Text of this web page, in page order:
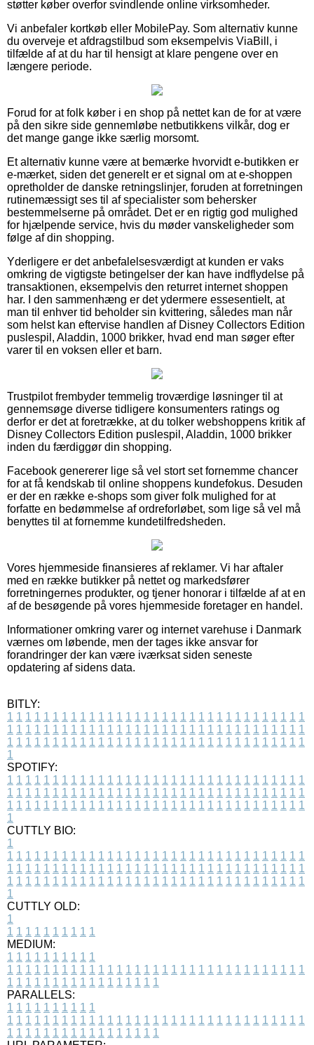
støtter køber overfor svindlende online virksomheder.
Vi anbefaler kortkøb eller MobilePay. Som alternativ kunne
du overveje et afdragstilbud som eksempelvis ViaBill, i
tilfælde af at du har til hensigt at klare pengene over en
længere periode.
Forud for at folk køber i en shop på nettet kan de for at være
på den sikre side gennemløbe netbutikkens vilkår, dog er
det mange gange ikke særlig morsomt.
Et alternativ kunne være at bemærke hvorvidt e-butikken er
e-mærket, siden det generelt er et signal om at e-shoppen
opretholder de danske retningslinjer, foruden at forretningen
rutinemæssigt ses til af specialister som behersker
bestemmelserne på området. Det er en rigtig god mulighed
for hjælpende service, hvis du møder vanskeligheder som
følge af din shopping.
Yderligere er det anbefalelsesværdigt at kunden er vaks
omkring de vigtigste betingelser der kan have indflydelse på
transaktionen, eksempelvis den returret internet shoppen
har. I den sammenhæng er det ydermere essesentielt, at
man til enhver tid beholder sin kvittering, således man når
som helst kan eftervise handlen af Disney Collectors Edition
puslespil, Aladdin, 1000 brikker, hvad end man søger efter
varer til en voksen eller et barn.
Trustpilot frembyder temmelig troværdige løsninger til at
gennemsøge diverse tidligere konsumenters ratings og
derfor er det at foretrække, at du tolker webshoppens kritik af
Disney Collectors Edition puslespil, Aladdin, 1000 brikker
inden du færdiggør din shopping.
Facebook genererer lige så vel stort set fornemme chancer
for at få kendskab til online shoppens kundefokus. Desuden
er der en række e-shops som giver folk mulighed for at
forfatte en bedømmelse af ordreforløbet, som lige så vel må
benyttes til at fornemme kundetilfredsheden.
Vores hjemmeside finansieres af reklamer. Vi har aftaler
med en række butikker på nettet og markedsfører
forretningernes produkter, og tjener honorar i tilfælde af at en
af de besøgende på vores hjemmeside foretager en handel.
Informationer omkring varer og internet varehuse i Danmark
værnes om løbende, men der tages ikke ansvar for
forandringer der kan være iværksat siden seneste
opdatering af sidens data.
BITLY:
1 1 1 1 1 1 1 1 1 1 1 1 1 1 1 1 1 1 1 1 1 1 1 1 1 1 1 1 1 1 1 1 1
1 1 1 1 1 1 1 1 1 1 1 1 1 1 1 1 1 1 1 1 1 1 1 1 1 1 1 1 1 1 1 1 1
1 1 1 1 1 1 1 1 1 1 1 1 1 1 1 1 1 1 1 1 1 1 1 1 1 1 1 1 1 1 1 1 1
1
SPOTIFY:
1 1 1 1 1 1 1 1 1 1 1 1 1 1 1 1 1 1 1 1 1 1 1 1 1 1 1 1 1 1 1 1 1
1 1 1 1 1 1 1 1 1 1 1 1 1 1 1 1 1 1 1 1 1 1 1 1 1 1 1 1 1 1 1 1 1
1 1 1 1 1 1 1 1 1 1 1 1 1 1 1 1 1 1 1 1 1 1 1 1 1 1 1 1 1 1 1 1 1
1
CUTTLY BIO:
1
1 1 1 1 1 1 1 1 1 1 1 1 1 1 1 1 1 1 1 1 1 1 1 1 1 1 1 1 1 1 1 1 1
1 1 1 1 1 1 1 1 1 1 1 1 1 1 1 1 1 1 1 1 1 1 1 1 1 1 1 1 1 1 1 1 1
1 1 1 1 1 1 1 1 1 1 1 1 1 1 1 1 1 1 1 1 1 1 1 1 1 1 1 1 1 1 1 1 1
1
CUTTLY OLD:
1
1 1 1 1 1 1 1 1 1 1
MEDIUM:
1 1 1 1 1 1 1 1 1 1
1 1 1 1 1 1 1 1 1 1 1 1 1 1 1 1 1 1 1 1 1 1 1 1 1 1 1 1 1 1 1 1 1
1 1 1 1 1 1 1 1 1 1 1 1 1 1 1 1 1
PARALLELS:
1 1 1 1 1 1 1 1 1 1
1 1 1 1 1 1 1 1 1 1 1 1 1 1 1 1 1 1 1 1 1 1 1 1 1 1 1 1 1 1 1 1 1
1 1 1 1 1 1 1 1 1 1 1 1 1 1 1 1 1